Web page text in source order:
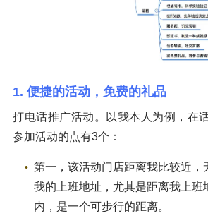
1. 便捷的活动，免费的礼品
打电话推广活动。以我本人为例，在
参加活动的点有3个：
第一，该活动门店距离我比较近，
我的上班地址，尤其是距离我上班
内，是一个可步行的距离。